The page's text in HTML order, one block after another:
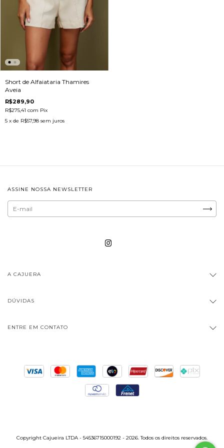
Short de Alfaiataria Thamires
Aveia
R$289,90
R$275,41 com Pix
5 x de R$57,98 sem juros
ASSINE NOSSA NEWSLETTER
A CAJUERA
DÚVIDAS
ENTRE EM CONTATO
Copyright Cajueira LTDA - 54536715000192 - 2026. Todos os direitos reservados.